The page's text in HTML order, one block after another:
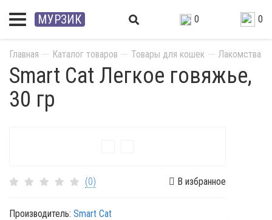
МУРЗИК 0 0
Главная Каталог товаров Товары для кошек Лакомства
Smart Cat Легкое говяжье,
30 гр
(0) В избранное
Производитель: Smart Cat